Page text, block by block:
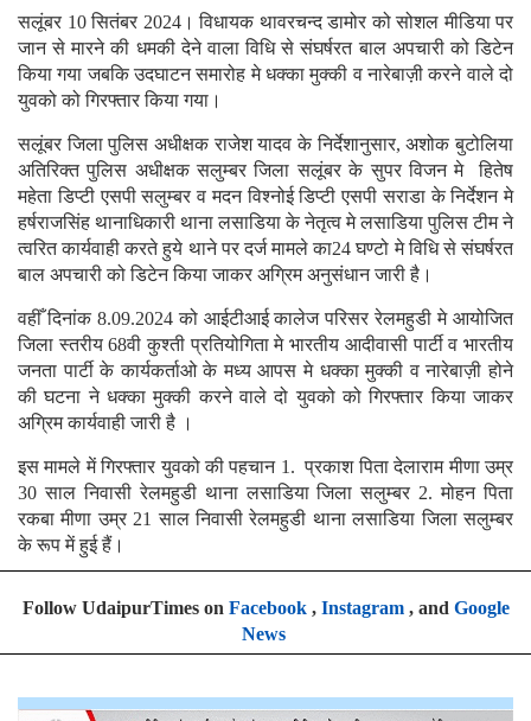
सलूंबर 10 सितंबर 2024। विधायक थावरचन्द डामोर को सोशल मीडिया पर
जान से मारने की धमकी देने वाला विधि से संघर्षरत बाल अपचारी को डिटेन
किया गया जबकि उदघाटन समारोह मे धक्का मुक्की व नारेबाज़ी करने वाले दो
युवको को गिरफ्तार किया गया।
सलूंबर जिला पुलिस अधीक्षक राजेश यादव के निर्देशानुसार, अशोक बुटोलिया
अतिरिक्त पुलिस अधीक्षक सलुम्बर जिला सलूंबर के सुपर विजन मे हितेष
महेता डिप्टी एसपी सलुम्बर व मदन विश्नोई डिप्टी एसपी सराडा के निर्देशन मे
हर्षराजसिंह थानाधिकारी थाना लसाडिया के नेतृत्व मे लसाडिया पुलिस टीम ने
त्वरित कार्यवाही करते हुये थाने पर दर्ज मामले का24 घण्टो मे विधि से संघर्षरत
बाल अपचारी को डिटेन किया जाकर अग्रिम अनुसंधान जारी है।
वहीँ दिनांक 8.09.2024 को आईटीआई कालेज परिसर रेलमहुडी मे आयोजित
जिला स्तरीय 68वी कुश्ती प्रतियोगिता मे भारतीय आदीवासी पार्टी व भारतीय
जनता पार्टी के कार्यकर्ताओ के मध्य आपस मे धक्का मुक्की व नारेबाज़ी होने
की घटना ने धक्का मुक्की करने वाले दो युवको को गिरफ्तार किया जाकर
अग्रिम कार्यवाही जारी है ।
इस मामले में गिरफ्तार युवको की पहचान 1. प्रकाश पिता देलाराम मीणा उम्र
30 साल निवासी रेलमहुडी थाना लसाडिया जिला सलुम्बर 2. मोहन पिता
रकबा मीणा उम्र 21 साल निवासी रेलमहुडी थाना लसाडिया जिला सलुम्बर
के रूप में हुई हैं।
Follow UdaipurTimes on Facebook, Instagram, and Google
News